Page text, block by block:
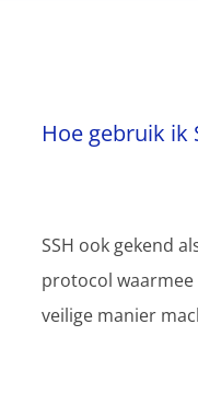
Hoe gebruik ik
SSH ook gekend
protocol
veilige manier